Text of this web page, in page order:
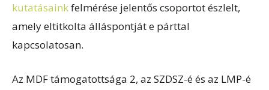
kutatásainkfelmérése jelentős csoportot észlelt,
amely eltitkolta álláspontját e párttal
kapcsolatosan.
Az MDF támogatottsága 2, az SZDSZ-é és az LMP-é